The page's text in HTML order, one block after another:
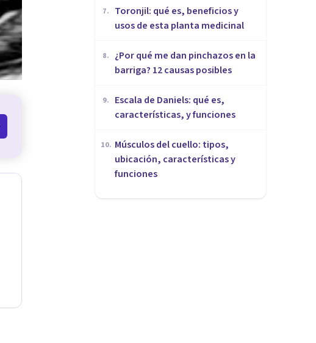
7.
Toronjil: qué es, beneficios y
usos de esta planta medicinal
8.
¿Por qué me dan pinchazos en la
barriga? 12 causas posibles
9.
Escala de Daniels: qué es,
características, y funciones
10. Músculos del cuello: tipos,
ubicación, características y
funciones